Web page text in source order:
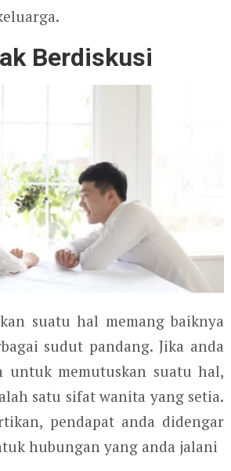
Berdiskusi
suatu hal memang baiknya
sudut pandang. Jika anda
untuk memutuskan suatu hal,
satu sifat wanita yang setia.
pendapat anda didengar
hubungan yang anda jalani